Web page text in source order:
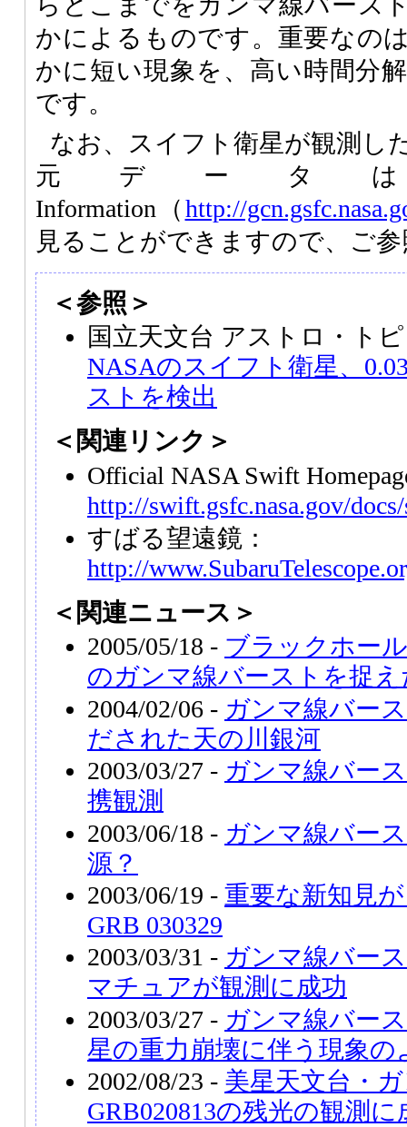
かによるものです。重要なの
かに短い現象を、高い時間分
です。
なお、スイフト衛星が観測し
元データは
Information（http://
見ることができますので、ご
＜参照＞
国立天文台 アストロ・ト
NASAのスイフト衛星、
ストを検出
＜関連リンク＞
Official NASA Swift
http://swift.gsfc.nasa.gov/
すばる望遠鏡：
http://
＜関連ニュース＞
2005/05/18 - ブラックホー
のガンマ線バーストを捉え
2004/02/06 - ガンマ線バー
だされた天の川銀河
2003/03/27 - ガンマ線バー
携観測
2003/06/18 - ガンマ線バー
源？
2003/06/19 - 重要な新知見
GRB 030329
2003/03/31 - ガンマ線バー
マチュアが観測に成功
2003/03/27 - ガンマ線バー
星の重力崩壊に伴う現象の
2002/08/23 - 美星天文台・
GRB020813の残光の観測に